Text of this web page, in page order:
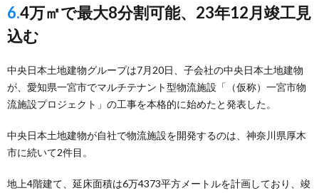
6.4万㎡で最大8分割可能、23年12月竣工見
込む
中央日本土地建物グループは7月20日、子会社の中央日本土地建物
が、愛知県一宮市でマルチテナント型物流施設「（仮称）一宮市物
流施設プロジェクト」の工事を本格的に始めたと発表した。
中央日本土地建物が自社で物流施設を開発するのは、神奈川県厚木
市に続いて2件目。
地上4階建て、延床面積は6万4373平方メートルを計画しており、竣